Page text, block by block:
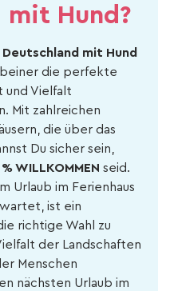
mit Hund?
mit Hund
die perfekte
und Vielfalt
Mit zahlreichen
die über das
Du sicher sein,
WILLKOMMEN seid.
Urlaub im Ferienhaus
ist ein
richtige Wahl zu
der Landschaften
Menschen
nächsten Urlaub im